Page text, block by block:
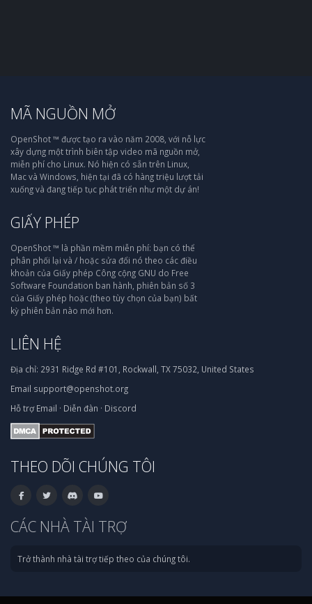
MÃ NGUỒN MỞ
OpenShot ™ được tạo ra vào năm 2008, với nỗ lực
xây dựng một trình biên tập video mã nguồn mở,
miễn phí cho Linux. Nó hiện có sẵn trên Linux,
Mac và Windows, hiện tại đã có hàng triệu lượt tải
xuống và đang tiếp tục phát triển như một dự án!
GIẤY PHÉP
OpenShot ™ là phần mềm miễn phí: bạn có thể
phân phối lại và / hoặc sửa đổi nó theo các điều
khoản của Giấy phép Công cộng GNU do Free
Software Foundation ban hành, phiên bản số 3
của Giấy phép hoặc (theo tùy chọn của bạn) bất
kỳ phiên bản nào mới hơn.
LIÊN HỆ
Địa chỉ: 2931 Ridge Rd #101, Rockwall, TX 75032, United States
Email support@openshot.org
Hỗ trợ Email · Diễn đàn · Discord
THEO DÕI CHÚNG TÔI
CÁC NHÀ TÀI TRỢ
Trở thành nhà tài trợ tiếp theo của chúng tôi.